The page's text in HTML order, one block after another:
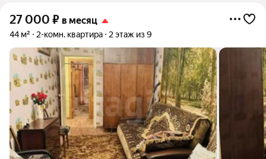
27 000 ₽ в месяц
44 м² 2-комн. квартира 2 этаж из 9